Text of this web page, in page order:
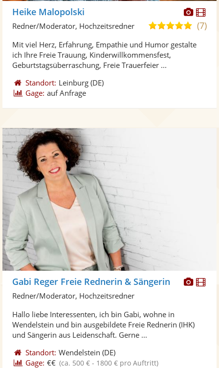
Fotos
Heike Malopolski
5,0
5
(7)
Redner/Moderator, Hochzeitsredner
Mit viel Herz, Erfahrung, Empathie und Humor gestalte
ich Ihre Freie Trauung, Kinderwillkommensfest,
Geburtstagsüberraschung, Freie Trauerfeier ...
Standort: Leinburg (DE)
Gage: auf Anfrage
Gabi Reger Freie Rednerin & Sängerin
Redner/Moderator, Hochzeitsredner
Hallo liebe Interessenten, ich bin Gabi, wohne in
Wendelstein und bin ausgebildete Freie Rednerin (IHK)
und Sängerin aus Leidenschaft. Gerne ...
Standort: Wendelstein (DE)
Gage: €€ (ca. 500 € - 1800 € pro Auftritt)